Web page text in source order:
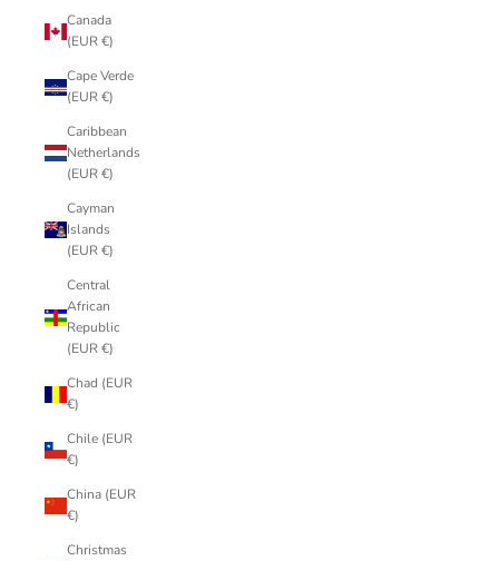
Canada
(EUR €)
Cape Verde
(EUR €)
Caribbean
Netherlands
(EUR €)
Cayman
Islands
(EUR €)
Central
African
Republic
(EUR €)
Chad (EUR
€)
Chile (EUR
€)
China (EUR
€)
Christmas